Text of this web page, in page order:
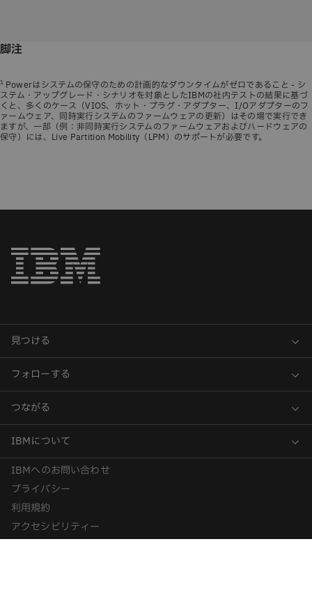
脚注
1 Powerはシステムの保守のための計画的なダウンタイムがゼロであること - シ
ステム・アップグレード・シナリオを対象としたIBMの社内テストの結果に基づ
くと、多くのケース（VIOS、ホット・プラグ・アダプター、I/Oアダプターのフ
ァームウェア、同時実行システムのファームウェアの更新）はその場で実行でき
ますが、一部（例：非同時実行システムのファームウェアおよびハードウェアの
保守）には、Live Partition Mobility（LPM）のサポートが必要です。
IBMへのお問い合わせ
プライバシー
利用規約
アクセシビリティー